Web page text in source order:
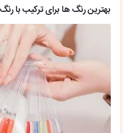
بهترین رنگ ها برای ترکیب با